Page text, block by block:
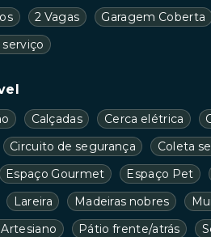
2 Vagas Garagem Coberta
serviço
Calçadas Cerca elétrica
Circuito de segurança Coleta
Espaço Gourmet Espaço Pet
Lareira Madeiras nobres
Pátio frente/atrás